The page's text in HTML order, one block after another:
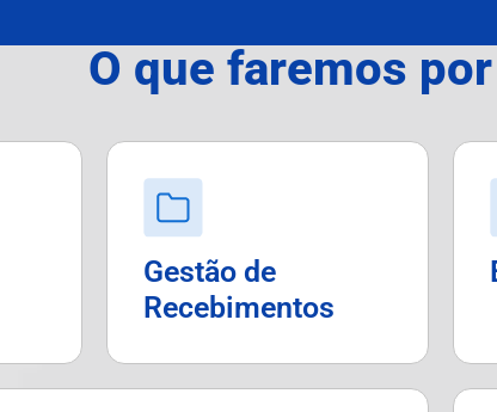
O que faremos
Gestão de
Recebimentos